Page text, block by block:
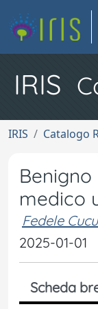
IRIS
IRIS Catalogo
Benigno
medico
Fedele
2025-01-01
Scheda